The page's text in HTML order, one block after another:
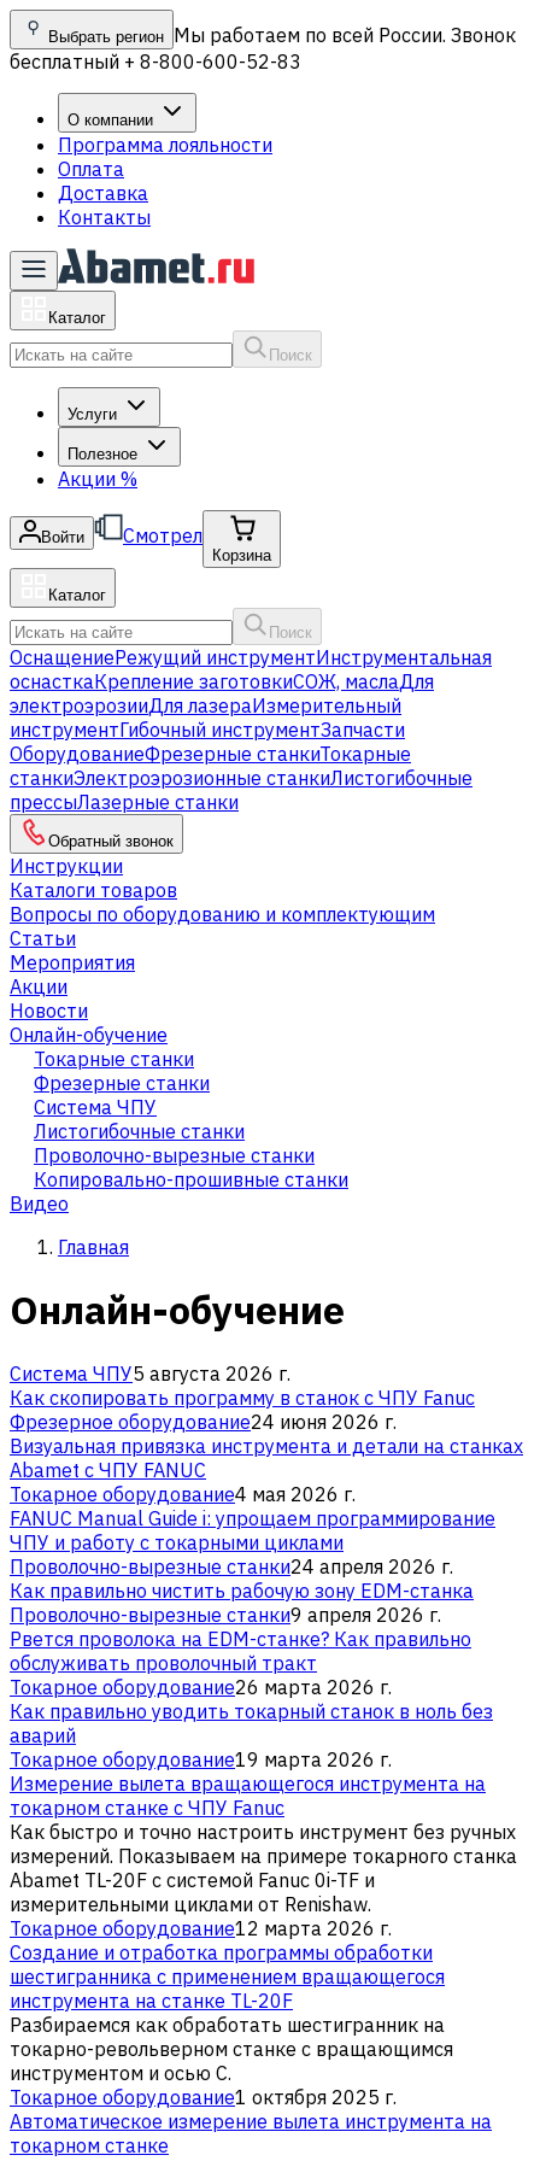
Выбрать регион Мы работаем по всей России. Звонок
бесплатный + 8-800-600-52-83
О компании
Программа лояльности
Оплата
Доставка
Контакты
Каталог
Поиск
Услуги
Полезное
Акции %
Войти Смотрел
Корзина
Каталог
Поиск
ОснащениеРежущий инструментИнструментальная
оснасткаКрепление заготовкиСОЖ, маслаДля
электроэрозииДля лазераИзмерительный
инструментГибочный инструментЗапчасти
ОборудованиеФрезерные станкиТокарные
станкиЭлектроэрозионные станкиЛистогибочные
прессыЛазерные станки
Обратный звонок
Инструкции
Каталоги товаров
Вопросы по оборудованию и комплектующим
Статьи
Мероприятия
Акции
Новости
Онлайн-обучение
Токарные станки
Фрезерные станки
Система ЧПУ
Листогибочные станки
Проволочно-вырезные станки
Копировально-прошивные станки
Видео
Главная
Онлайн-обучение
Система ЧПУ5 августа 2026 г.
Как скопировать программу в станок с ЧПУ Fanuc
Фрезерное оборудование24 июня 2026 г.
Визуальная привязка инструмента и детали на станках
Abamet с ЧПУ FANUC
Токарное оборудование4 мая 2026 г.
FANUC Manual Guide i: упрощаем программирование
ЧПУ и работу с токарными циклами
Проволочно-вырезные станки24 апреля 2026 г.
Как правильно чистить рабочую зону EDM-станка
Проволочно-вырезные станки9 апреля 2026 г.
Рвется проволока на EDM-станке? Как правильно
обслуживать проволочный тракт
Токарное оборудование26 марта 2026 г.
Как правильно уводить токарный станок в ноль без
аварий
Токарное оборудование19 марта 2026 г.
Измерение вылета вращающегося инструмента на
токарном станке с ЧПУ Fanuc
Как быстро и точно настроить инструмент без ручных
измерений. Показываем на примере токарного станка
Abamet TL-20F с системой Fanuc 0i-TF и
измерительными циклами от Renishaw.
Токарное оборудование12 марта 2026 г.
Создание и отработка программы обработки
шестигранника с применением вращающегося
инструмента на станке TL-20F
Разбираемся как обработать шестигранник на
токарно-револьверном станке с вращающимся
инструментом и осью C.
Токарное оборудование1 октября 2025 г.
Автоматическое измерение вылета инструмента на
токарном станке